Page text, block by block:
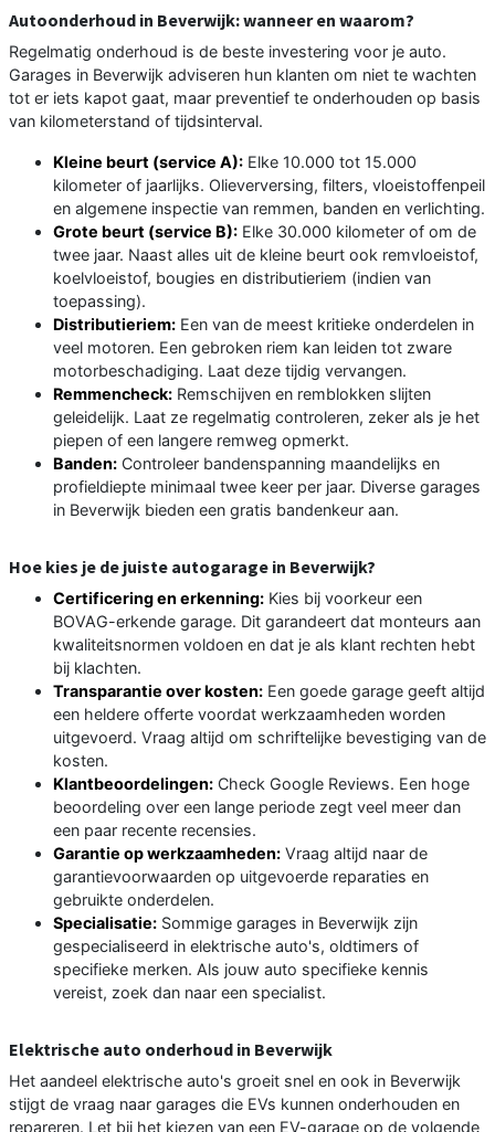
Autoonderhoud in Beverwijk: wanneer en waarom?
Regelmatig onderhoud is de beste investering voor je auto.
Garages in Beverwijk adviseren hun klanten om niet te wachten
tot er iets kapot gaat, maar preventief te onderhouden op basis
van kilometerstand of tijdsinterval.
Kleine beurt (service A): Elke 10.000 tot 15.000
kilometer of jaarlijks. Olieverversing, filters, vloeistoffenpeil
en algemene inspectie van remmen, banden en verlichting.
Grote beurt (service B): Elke 30.000 kilometer of om de
twee jaar. Naast alles uit de kleine beurt ook remvloeistof,
koelvloeistof, bougies en distributieriem (indien van
toepassing).
Distributieriem: Een van de meest kritieke onderdelen in
veel motoren. Een gebroken riem kan leiden tot zware
motorbeschadiging. Laat deze tijdig vervangen.
Remmencheck: Remschijven en remblokken slijten
geleidelijk. Laat ze regelmatig controleren, zeker als je het
piepen of een langere remweg opmerkt.
Banden: Controleer bandenspanning maandelijks en
profieldiepte minimaal twee keer per jaar. Diverse garages
in Beverwijk bieden een gratis bandenkeur aan.
Hoe kies je de juiste autogarage in Beverwijk?
Certificering en erkenning: Kies bij voorkeur een
BOVAG-erkende garage. Dit garandeert dat monteurs aan
kwaliteitsnormen voldoen en dat je als klant rechten hebt
bij klachten.
Transparantie over kosten: Een goede garage geeft altijd
een heldere offerte voordat werkzaamheden worden
uitgevoerd. Vraag altijd om schriftelijke bevestiging van de
kosten.
Klantbeoordelingen: Check Google Reviews. Een hoge
beoordeling over een lange periode zegt veel meer dan
een paar recente recensies.
Garantie op werkzaamheden: Vraag altijd naar de
garantievoorwaarden op uitgevoerde reparaties en
gebruikte onderdelen.
Specialisatie: Sommige garages in Beverwijk zijn
gespecialiseerd in elektrische auto's, oldtimers of
specifieke merken. Als jouw auto specifieke kennis
vereist, zoek dan naar een specialist.
Elektrische auto onderhoud in Beverwijk
Het aandeel elektrische auto's groeit snel en ook in Beverwijk
stijgt de vraag naar garages die EVs kunnen onderhouden en
repareren. Let bij het kiezen van een EV-garage op de volgende